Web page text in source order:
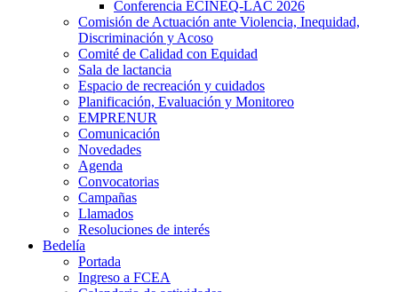
Conferencia ECINEQ-LAC 2026
Comisión de Actuación ante Violencia, Inequidad,
Discriminación y Acoso
Comité de Calidad con Equidad
Sala de lactancia
Espacio de recreación y cuidados
Planificación, Evaluación y Monitoreo
EMPRENUR
Comunicación
Novedades
Agenda
Convocatorias
Campañas
Llamados
Resoluciones de interés
Bedelía
Portada
Ingreso a FCEA